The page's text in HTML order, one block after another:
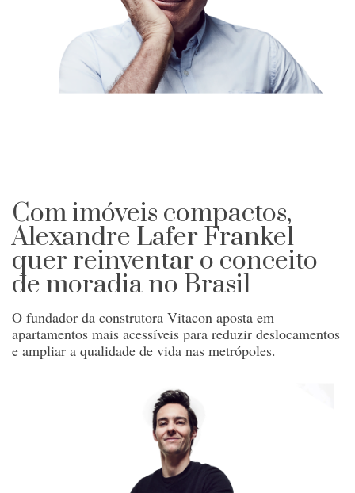
Com imóveis compactos,
Alexandre Lafer Frankel
quer reinventar o conceito
de moradia no Brasil
O fundador da construtora Vitacon aposta em
apartamentos mais acessíveis para reduzir deslocamentos
e ampliar a qualidade de vida nas metrópoles.